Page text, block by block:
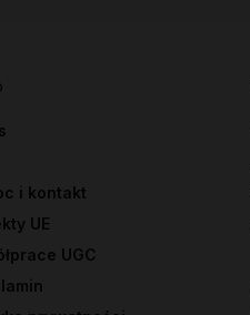
i kontakt
UE
UGC